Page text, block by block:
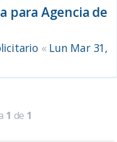
para Agencia de
« Lun Mar 31,
1 de 1